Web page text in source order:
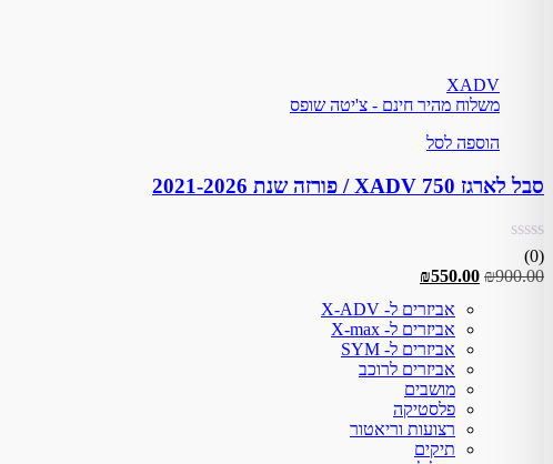
XADV
משלוח מהיר חינם - צ'יטה שופס
הוספה לסל
סבל לארגז XADV 750 / פורזה שנת 2021-2026
(0)
₪900.00
המחיר
היה:
₪900.00.
₪550.00
הוא:
₪550.00.
אביזרים ל- X-ADV
אביזרים ל- X-max
אביזרים ל- SYM
אביזרים לרוכב
מושבים
פלסטיקה
רצועות וריאטור
תיקים